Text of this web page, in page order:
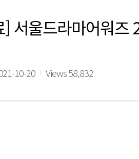
서울드라마어워즈
10-20 Views 58,832